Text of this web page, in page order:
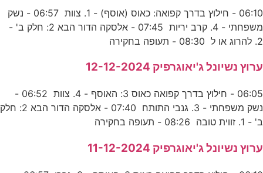
06:10 - חילוץ בדרך קפואה: כאוס (אוסף) - 1. צוות 06:57 - נשק
משפחתי - 4. קרב יריות 07:45 - אלסקה הדור הבא 2: חלק ב' -
2. להרוג או ל 08:30 - תעופה בחקירה
ערוץ נשיונל ג'יאוגרפיק 12-12-2024
06:05 - חילוץ בדרך קפואה כאוס 3: האוסף - 4. צוות 06:52 -
נשק משפחתי - 3. גנבי התותח 07:40 - אלסקה הדור הבא 2: חלק
ב' - 1. זווית טובה 08:26 - תעופה בחקירה
ערוץ נשיונל ג'יאוגרפיק 11-12-2024